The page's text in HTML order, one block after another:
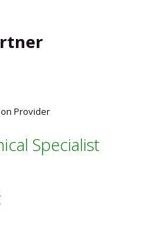
Provider
Specialist